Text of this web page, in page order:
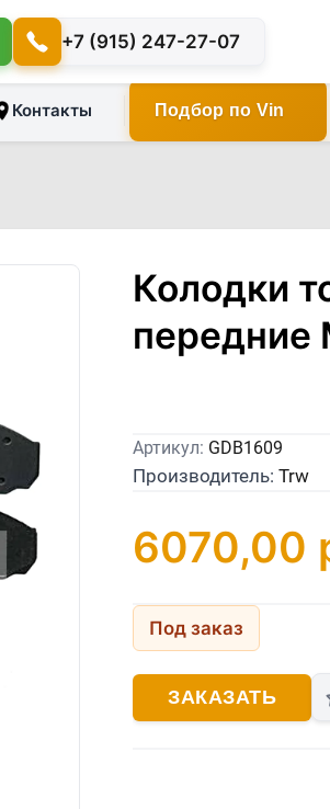
+7 (915) 247-27-07
Контакты Подбор по Vin
Колодки
передние
Артикул: GDB1609
Производитель: Trw
6070,00
Под заказ
ЗАКАЗАТЬ